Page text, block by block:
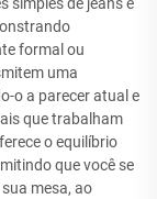
formal ou
uma
o a parecer atual e
que trabalham
o equilíbrio
que você se
mesa, ao